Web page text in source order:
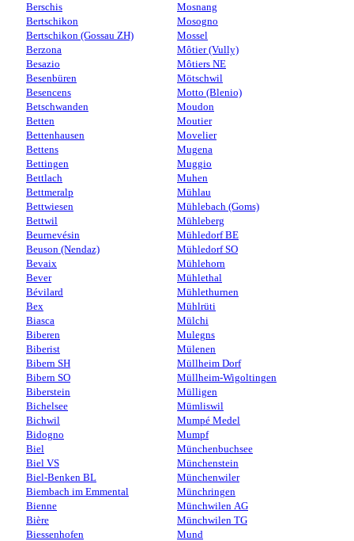
Berschis
Bertschikon
Bertschikon (Gossau ZH)
Berzona
Besazio
Besenbüren
Besencens
Betschwanden
Betten
Bettenhausen
Bettens
Bettingen
Bettlach
Bettmeralp
Bettwiesen
Bettwil
Beurnevésin
Beuson (Nendaz)
Bevaix
Bever
Bévilard
Bex
Biasca
Biberen
Biberist
Bibern SH
Bibern SO
Biberstein
Bichelsee
Bichwil
Bidogno
Biel
Biel VS
Biel-Benken BL
Biembach im Emmental
Bienne
Bière
Biessenhofen
Mosnang
Mosogno
Mossel
Môtier (Vully)
Môtiers NE
Mötschwil
Motto (Blenio)
Moudon
Moutier
Movelier
Mugena
Muggio
Muhen
Mühlau
Mühlebach (Goms)
Mühleberg
Mühledorf BE
Mühledorf SO
Mühlehorn
Mühlethal
Mühlethurnen
Mühlrüti
Mülchi
Mulegns
Mülenen
Müllheim Dorf
Müllheim-Wigoltingen
Mülligen
Mümliswil
Mumpé Medel
Mumpf
Münchenbuchsee
Münchenstein
Münchenwiler
Münchringen
Münchwilen AG
Münchwilen TG
Mund